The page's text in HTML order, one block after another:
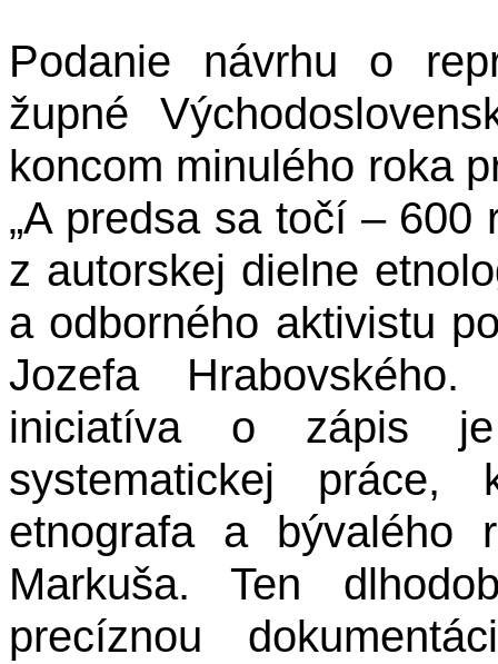
Podanie návrhu o
župné
koncom minulého roka
„A predsa sa točí – 600
z autorskej dielne
a odborného aktivistu
Jozefa
iniciatíva o zápis
systematickej
etnografa a bývalého
Markuša. Ten
precíznou